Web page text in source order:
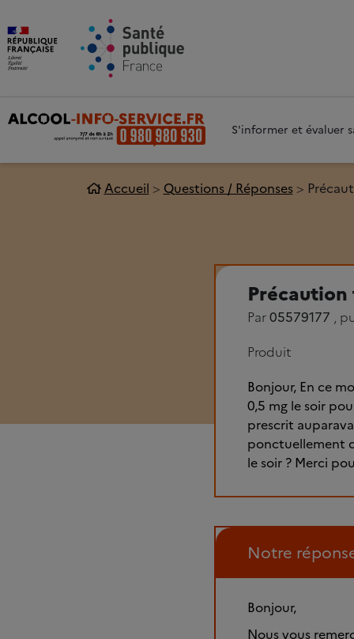
S'informer et évaluer
Accueil Questions / Réponses
Précaution
Par05579177 ,
Produit
Bonjour, En ce
0,5 mg le soir
prescrit
ponctuellement
le soir ? Merci
Notre
Bonjour,
Nous vous